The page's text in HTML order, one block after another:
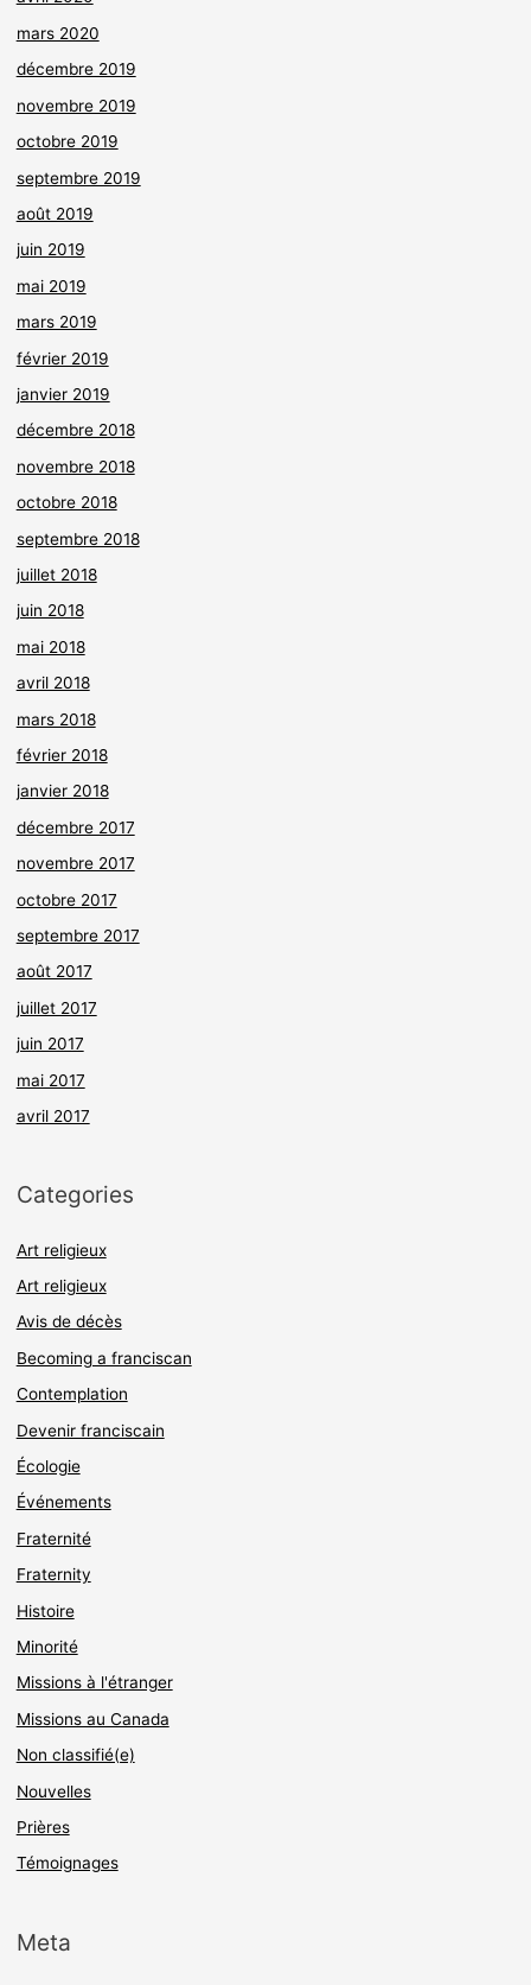
mars 2020
décembre 2019
novembre 2019
octobre 2019
septembre 2019
août 2019
juin 2019
mai 2019
mars 2019
février 2019
janvier 2019
décembre 2018
novembre 2018
octobre 2018
septembre 2018
juillet 2018
juin 2018
mai 2018
avril 2018
mars 2018
février 2018
janvier 2018
décembre 2017
novembre 2017
octobre 2017
septembre 2017
août 2017
juillet 2017
juin 2017
mai 2017
avril 2017
Categories
Art religieux
Art religieux
Avis de décès
Becoming a franciscan
Contemplation
Devenir franciscain
Écologie
Événements
Fraternité
Fraternity
Histoire
Minorité
Missions à l'étranger
Missions au Canada
Non classifié(e)
Nouvelles
Prières
Témoignages
Meta